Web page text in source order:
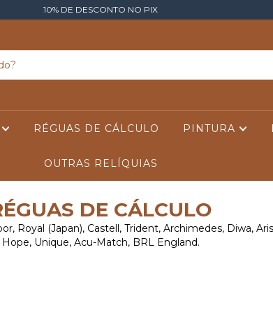
10% DE DESCONTO NO PIX
RÉGUAS DE CÁLCULO PINTURA
OUTRAS RELÍQUIAS
DE CÁLCULO
Royal (Japan), Castell, Trident, Archimedes, Diwa,
Hope, Unique, Acu-Match, BRL England.